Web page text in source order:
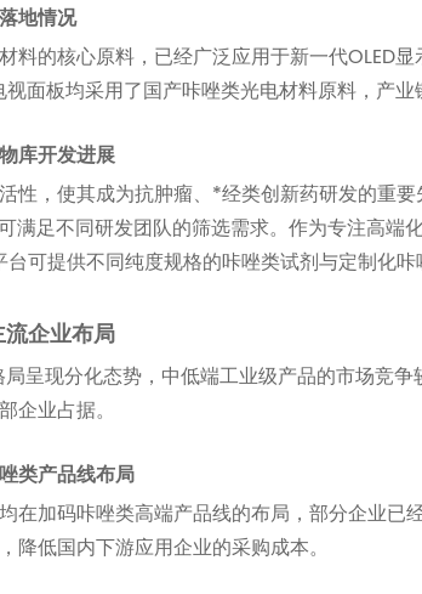
地情况
料的核心原料，已经广泛应用于新一代OLED
面板均采用了国产咔唑类光电材料原料，产业
库开发进展
性，使其成为抗肿瘤、*经类创新药研发的重
满足不同研发团队的筛选需求。作为专注高
提供不同纯度规格的咔唑类试剂与定制化咔
企业布局
呈现分化态势，中低端工业级产品的市场竞
企业占据。
类产品线布局
在加码咔唑类高端产品线的布局，部分企业
降低国内下游应用企业的采购成本。